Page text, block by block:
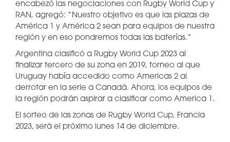
encabezó las negociaciones con Rugby World Cup y
RAN, agregó: “Nuestro objetivo es que las plazas de
América 1 y América 2 sean para equipos de nuestra
región y en eso pondremos todas las baterías.”
Argentina clasificó a Rugby World Cup 2023 al
finalizar tercero de su zona en 2019, torneo al que
Uruguay había accedido como Americas 2 al
derrotar en la serie a Canadá. Ahora, los equipos de
la región podrán aspirar a clasificar como America 1.
El sorteo de las zonas de Rugby World Cup, Francia
2023, será el próximo lunes 14 de diciembre.